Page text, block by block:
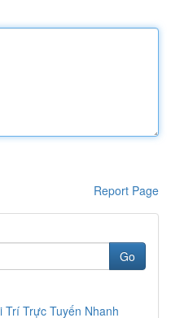
Report Page
Go
Trí Trực Tuyến Nhanh